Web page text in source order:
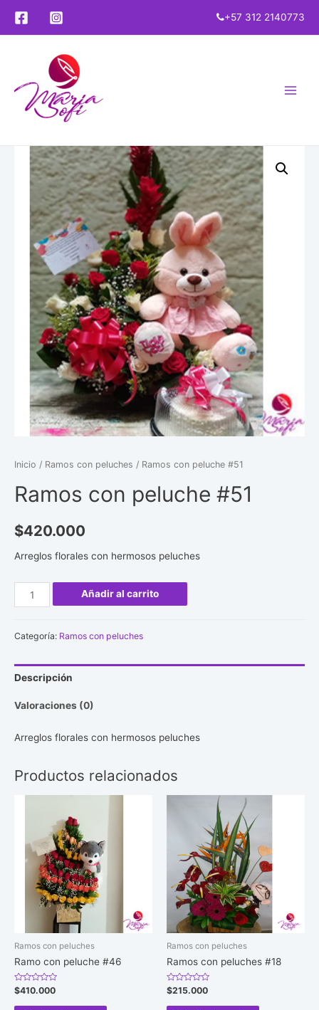
+57 312 2140773
Inicio / Ramos con peluches / Ramos con peluche #51
Ramos con peluche #51
$420.000
Arreglos florales con hermosos peluches
Ramos
con
cantidad
Añadir al carrito
Categoría: Ramos con peluches
Descripción
Valoraciones (0)
Arreglos florales con hermosos peluches
Productos relacionados
Ramos con peluches
Ramo con peluche #46
Valorado
en
0
$410.000
Ramos con peluches
Ramos con peluches #18
Valorado
en
0
$215.000